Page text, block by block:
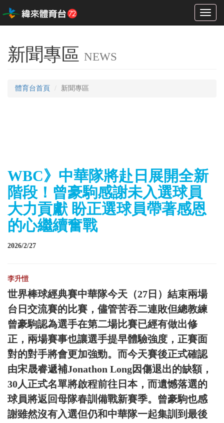
Toggle
新聞專區 NEWS
體育台首頁 新聞專區
WBC》中華隊將赴日展開全新
階段！曾豪駒感謝未入選球員
大力貢獻 盼正選球員帶著感恩
的心繼續奮戰
2026/2/27
李升愷
世界棒球經典賽中華隊今天（27日）結束兩場
台日交流賽的比賽，儘管苦吞二連敗但總教練
曾豪駒認為選手在第二場比賽已經有做出修
正，兩場賽事也讓選手提早體驗強度，正賽面
對的對手將會更加強勁。而今天賽後正式確認
由宋晟睿遞補Jonathon Long因傷退出的缺額，
30人正式名單將啟程前往日本，而遺憾落選的
球員將返回母隊春訓備戰新賽季。曾豪駒也感
謝雖然沒有入選但仍和中華隊一起集訓到最後